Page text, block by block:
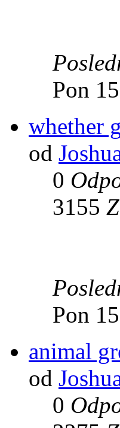
Pon
whether
od
0
3155
Pon
animal
od
0